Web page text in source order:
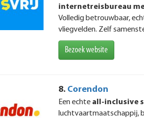
internetreisbureau
Volledig betrouwbaar,
vliegvelden. Zelf
Bezoek website
8. Corendon
Een echte all-inclusive
luchtvaartmaatschappij,